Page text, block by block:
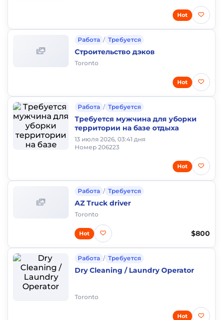
Hot
Работа / Требуется
Строительство дэков
Toronto
Hot
Работа / Требуется
Требуется мужчина для уборки
территории на базе отдыха
13 июля 2026, 03:41 дня
Номер 206223
Hot
Работа / Требуется
AZ Truck driver
Toronto
$800
Hot
Работа / Требуется
Dry Cleaning / Laundry Operator
Toronto
Hot